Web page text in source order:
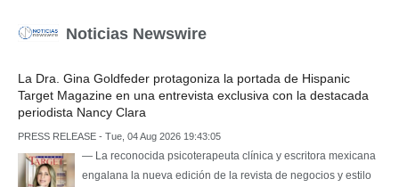
Noticias Newswire
La Dra. Gina Goldfeder protagoniza la portada de Hispanic
Target Magazine en una entrevista exclusiva con la destacada
periodista Nancy Clara
PRESS RELEASE - Tue, 04 Aug 2026 19:43:05
— La reconocida psicoterapeuta clínica y escritora mexicana
engalana la nueva edición de la revista de negocios y estilo